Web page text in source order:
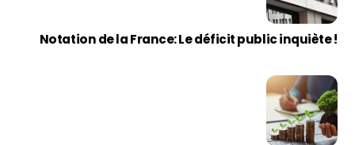
Notation de la France: Le déficit public inquiète !